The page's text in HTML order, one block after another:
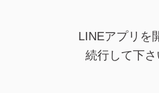
LINEアプリを
続行して下さ